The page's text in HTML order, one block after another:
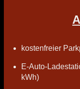
kostenfreier
E-Auto-
kWh)